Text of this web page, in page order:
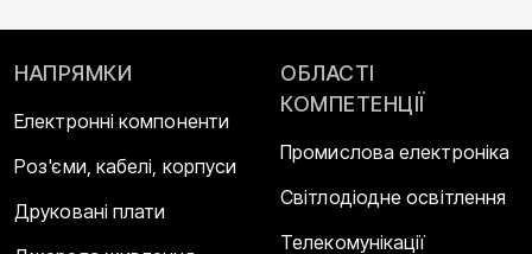
НАПРЯМКИ
Електронні компоненти
Роз'єми, кабелі, корпуси
Друковані плати
ОБЛАСТІ
КОМПЕТЕНЦІЇ
Промислова електроніка
Світлодіодне освітлення
Телекомунікації